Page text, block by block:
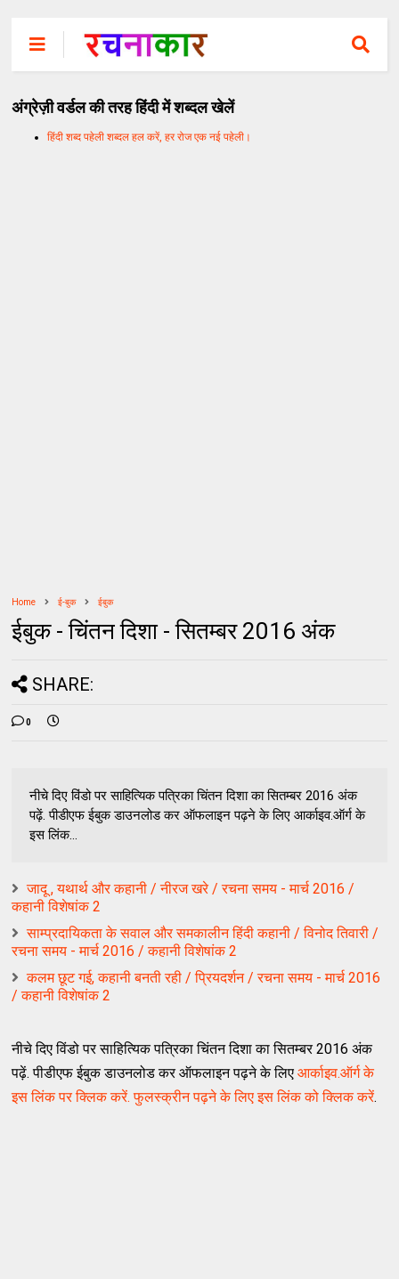
अंग्रेज़ी वर्डल की तरह हिंदी में शब्दल खेलें
हिंदी शब्द पहेली शब्दल हल करें, हर रोज एक नई पहेली।
Home ई-बुक ईबुक
ईबुक - चिंतन दिशा - सितम्बर 2016 अंक
SHARE:
0
नीचे दिए विंडो पर साहित्यिक पत्रिका चिंतन दिशा का सितम्बर 2016 अंक
पढ़ें. पीडीएफ ईबुक डाउनलोड कर ऑफलाइन पढ़ने के लिए आर्काइव.ऑर्ग के
इस लिंक...
जादू , यथार्थ और कहानी / नीरज खरे / रचना समय - मार्च 2016 /
कहानी विशेषांक 2
साम्प्रदायिकता के सवाल और समकालीन हिंदी कहानी / विनोद तिवारी /
रचना समय - मार्च 2016 / कहानी विशेषांक 2
कलम छूट गई, कहानी बनती रही / प्रियदर्शन / रचना समय - मार्च 2016
/ कहानी विशेषांक 2
नीचे दिए विंडो पर साहित्यिक पत्रिका चिंतन दिशा का सितम्बर 2016 अंक
पढ़ें. पीडीएफ ईबुक डाउनलोड कर ऑफलाइन पढ़ने के लिएआर्काइव.ऑर्ग के
इस लिंक पर क्लिक करें. फुलस्क्रीन पढ़ने के लिए इस लिंक को क्लिक करें.